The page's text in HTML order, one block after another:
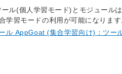
ル(個人学習モード)とモジュール
習モードの利用が可能になります
ル AppGoat (集合学習向け)：ツー